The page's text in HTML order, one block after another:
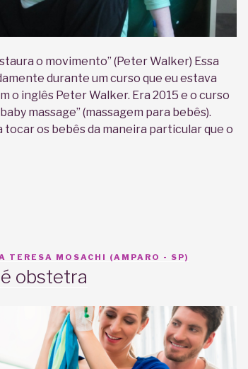
o movimento” (Peter Walker) Essa
durante um curso que eu estava
o inglês Peter Walker. Era 2015 e o curso
massage” (massagem para bebês).
tocar os bebês da maneira particular que o
TERESA MOSACHI (AMPARO - SP)
obstetra